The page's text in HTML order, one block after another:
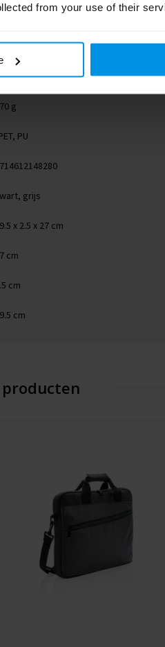
from your use of their
Design
g
PU
grijs
x 2.5 x 27 cm
cm
cm
cm